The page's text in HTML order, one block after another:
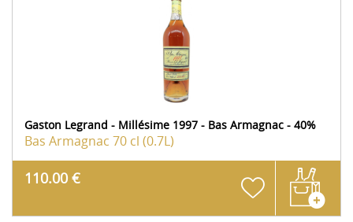
Gaston Legrand - Millésime 1997 - Bas Armagnac - 40%
Bas Armagnac 70 cl (0.7L)
110.00 €